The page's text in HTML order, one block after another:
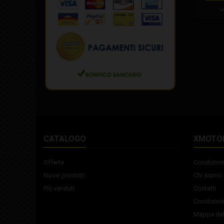
CATALOGO
Offerte
Nuovi prodotti
Più venduti
Chi siamo
Contatti
Mappa